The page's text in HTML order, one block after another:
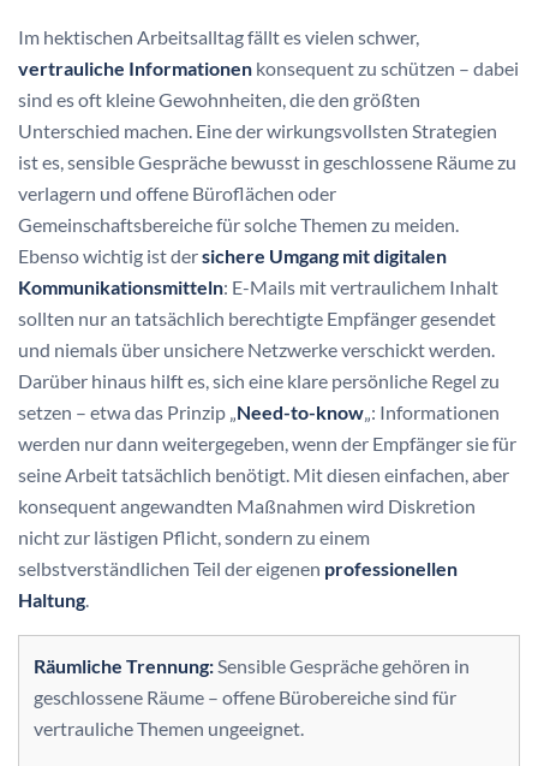
Im hektischen Arbeitsalltag fällt es vielen schwer,
vertrauliche Informationen konsequent zu schützen – dabei
sind es oft kleine Gewohnheiten, die den größten
Unterschied machen. Eine der wirkungsvollsten Strategien
ist es, sensible Gespräche bewusst in geschlossene Räume zu
verlagern und offene Büroflächen oder
Gemeinschaftsbereiche für solche Themen zu meiden.
Ebenso wichtig ist dersichere Umgang mit digitalen
Kommunikationsmitteln: E-Mails mit vertraulichem Inhalt
sollten nur an tatsächlich berechtigte Empfänger gesendet
und niemals über unsichere Netzwerke verschickt werden.
Darüber hinaus hilft es, sich eine klare persönliche Regel zu
setzen – etwa das Prinzip „Need-to-know„: Informationen
werden nur dann weitergegeben, wenn der Empfänger sie für
seine Arbeit tatsächlich benötigt. Mit diesen einfachen, aber
konsequent angewandten Maßnahmen wird Diskretion
nicht zur lästigen Pflicht, sondern zu einem
selbstverständlichen Teil der eigenen professionellen
Haltung.
Räumliche Trennung:Sensible Gespräche gehören in
geschlossene Räume – offene Bürobereiche sind für
vertrauliche Themen ungeeignet.